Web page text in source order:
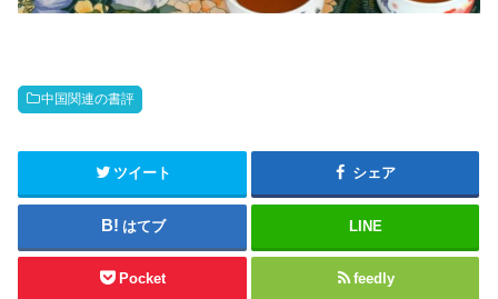
中国関連の書評
ツイート シェア
はてブ LINE
Pocket feedly